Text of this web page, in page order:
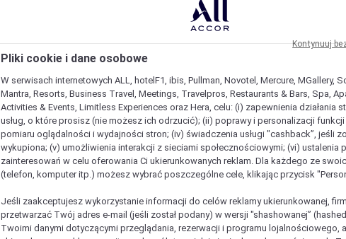
Pliki cookie i dane osobowe
W serwisach internetowych ALL, hotelF1, ibis, Pullman, Novotel, Mercure, MGallery,
Mantra, Resorts, Business Travel, Meetings, Travelpros, Restaurants & Bars, Spa,
Activities & Events, Limitless Experiences oraz Hera, celu: (i) zapewnienia działania
usług, o które prosisz (nie możesz ich odrzucić); (ii) poprawy i personalizacji funkcji
pomiaru oglądalności i wydajności stron; (iv) świadczenia usługi "cashback”, jeśli
wykupiona; (v) umożliwienia interakcji z sieciami społecznościowymi; (vi) ustalenia
zainteresowań w celu oferowania Ci ukierunkowanych reklam. Dla każdego ze
(telefon, komputer itp.) możesz wybrać poszczególne cele, klikając przycisk
Jeśli zaakceptujesz wykorzystanie informacji do celów reklamy ukierunkowanej,
przetwarzać Twój adres e-mail (jeśli został podany) w wersji "shashowanej”
Twoimi danymi dotyczącymi przeglądania, rezerwacji i programu lojalnościowego,
Kontynuuj